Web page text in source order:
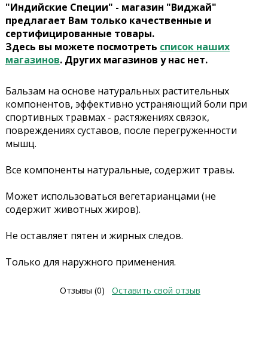
"Индийские Специи" - магазин "Виджай"
предлагает Вам только качественные и
сертифицированные товары.
Здесь вы можете посмотреть список наших
магазинов. Других магазинов у нас нет.
Бальзам на основе натуральных растительных
компонентов, эффективно устраняющий боли при
спортивных травмах - растяжениях связок,
повреждениях суставов, после перегруженности
мышц.
Все компоненты натуральные, содержит травы.
Может использоваться вегетарианцами (не
содержит животных жиров).
Не оставляет пятен и жирных следов.
Только для наружного применения.
Отзывы (0) Оставить свой отзыв